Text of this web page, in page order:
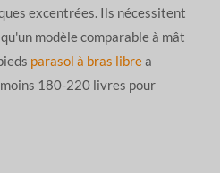
excentrées. Ils nécessitent
modèle comparable à mât
parasol à bras librea
180-220 livres pour